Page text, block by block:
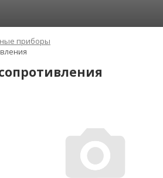
приборы